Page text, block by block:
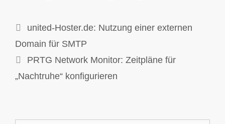
united-Hoster.de: Nutzung einer externen
Domain für SMTP
PRTG Network Monitor: Zeitpläne für
„Nachtruhe“ konfigurieren